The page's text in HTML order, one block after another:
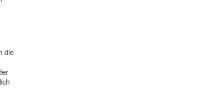
die